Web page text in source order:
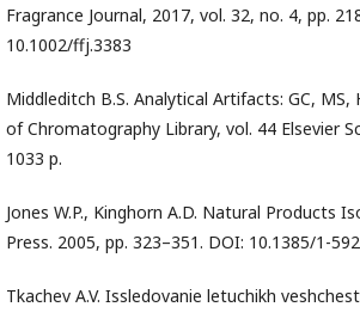
Fragrance Journal, 2017, vol. 32, no. 4, pp.
10.1002/ffj.3383
Middleditch B.S. Analytical Artifacts: GC, MS,
of Chromatography Library, vol. 44 Elsevier
1033 p.
Jones W.P., Kinghorn A.D. Natural Products
Press. 2005, pp. 323–351. DOI: 10.1385/1-
Tkachev A.V. Issledovanie letuchikh